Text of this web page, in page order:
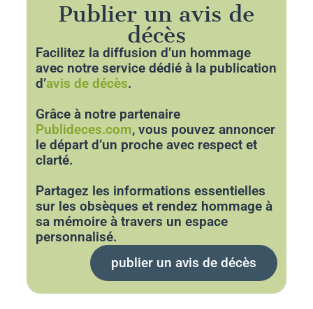
Publier un avis de
décès
Facilitez la diffusion d’un hommage
avec notre service dédié à la publication
d’avis de décès.
Grâce à notre partenaire
Publideces.com, vous pouvez annoncer
le départ d’un proche avec respect et
clarté.
Partagez les informations essentielles
sur les obsèques et rendez hommage à
sa mémoire à travers un espace
personnalisé.
publier un avis de décès